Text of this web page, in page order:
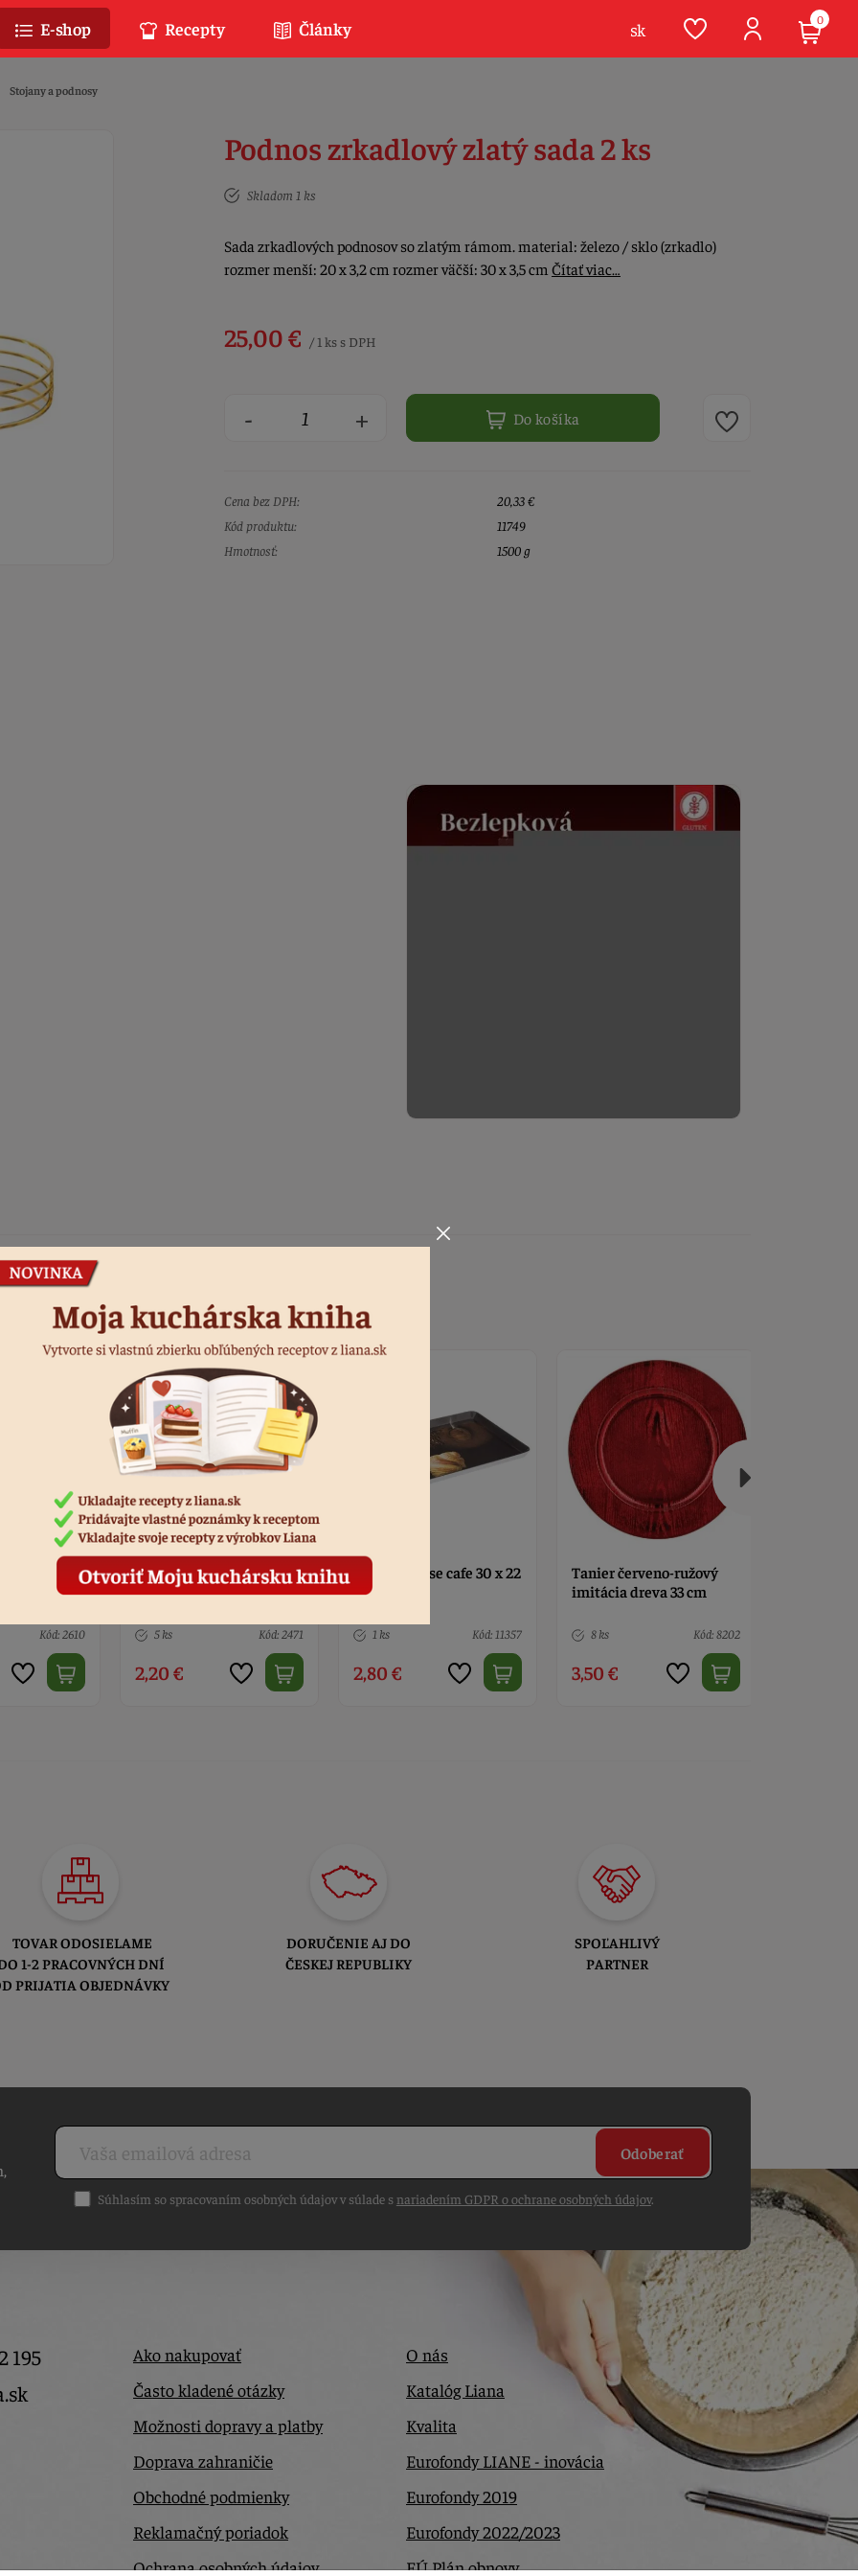
Stojany a podnosy
Podnos zrkadlový zlatý sada 2 ks
Skladom 1 ks
Sada zrkadlových podnosov so zlatým rámom. material: železo / sklo (zrkadlo)
rozmer menší: 20 x 3,2 cm rozmer väčší: 30 x 3,5 cm Čítať viac…
25,00 € / 1 ks s DPH
- + Do košíka
Cena bez DPH:
20,33 €
Kód produktu:
11749
Hmotnosť:
1500 g
biely
Kód: 2471
Podnos Pause cafe 30 x 22
cm
1 ks Kód: 11357
2,80 €
Tanier červeno-ružový
imitácia dreva 33 cm
8 ks Kód: 8202
3,50 €
Podnos bridlicový 20 x 20
cm
> 10 Kód: 1002
3,90 €
TOVAR ODOSIELAME
1-2 PRACOVNÝCH DNÍ
PRIJATIA OBJEDNÁVKY
DORUČENIE AJ DO
ČESKEJ REPUBLIKY
SPOĽAHLIVÝ
PARTNER
Odoberať
Súhlasím so spracovaním osobných údajov v súlade snariadením GDPR o ochrane osobných údajov.
195
Ako nakupovať
Často kladené otázky
Možnosti dopravy a platby
Doprava zahraničie
Obchodné podmienky
Reklamačný poriadok
Ochrana osobných údajov
O nás
Katalóg Liana
Kvalita
Eurofondy LIANE - inovácia
Eurofondy 2019
Eurofondy 2022/2023
EÚ Plán obnovy
E-shop Recepty Články sk 0